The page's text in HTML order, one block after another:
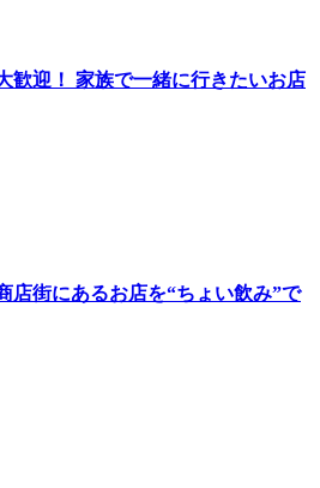
歓迎！ 家族で一緒に行きたいお店
店街にあるお店を“ちょい飲み”で